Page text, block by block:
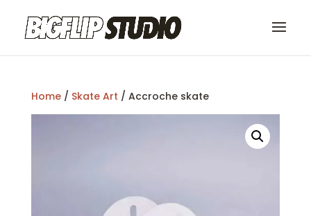
Home/ Skate Art / Accroche skate